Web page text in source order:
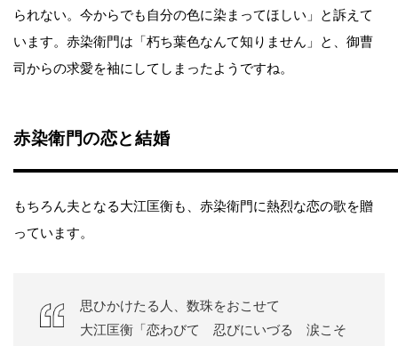
られない。今からでも自分の色に染まってほしい」と訴えて
います。赤染衛門は「朽ち葉色なんて知りません」と、御曹
司からの求愛を袖にしてしまったようですね。
赤染衛門の恋と結婚
もちろん夫となる大江匡衡も、赤染衛門に熱烈な恋の歌を贈
っています。
思ひかけたる人、数珠をおこせて
大江匡衡「恋わびて 忍びにいづる 涙こそ